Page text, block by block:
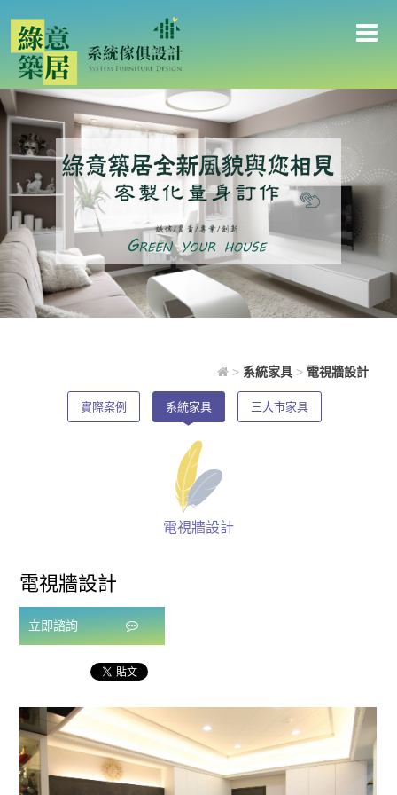
> 系統家具> 電視牆設計
實際案例 系統家具 三大市家具
電視牆設計
電視牆設計
立即諮詢